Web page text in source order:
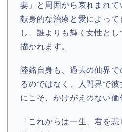
妻」と周囲から哀れまれ
献身的な治療と愛によって
し、誰よりも輝く女性と
描かれます。
陸銘自身も、過去の仙界
るのではなく、人間界で彼
にこそ、かけがえのない価
「これからは一生、君を